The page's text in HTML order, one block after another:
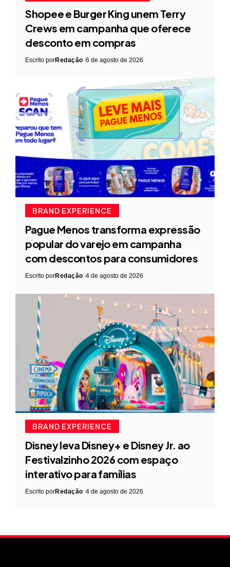
Shopee e Burger King unem Terry
Crews em campanha que oferece
desconto em compras
Escrito porRedação 6 de agosto de 2026
BRAND EXPERIENCE
Pague Menos transforma expressão
popular do varejo em campanha
com descontos para consumidores
Escrito porRedação 4 de agosto de 2026
BRAND EXPERIENCE
Disney leva Disney+ e Disney Jr. ao
Festivalzinho 2026 com espaço
interativo para famílias
Escrito porRedação 4 de agosto de 2026